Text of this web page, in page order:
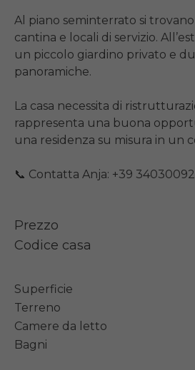
Al piano seminterrato si
cantina e locali di servizio.
un piccolo giardino privato e
panoramiche.
La casa necessita di
rappresenta una buona
una residenza su misura in un
Prezzo
Codice casa
Superficie
Terreno
Camere da letto
Bagni